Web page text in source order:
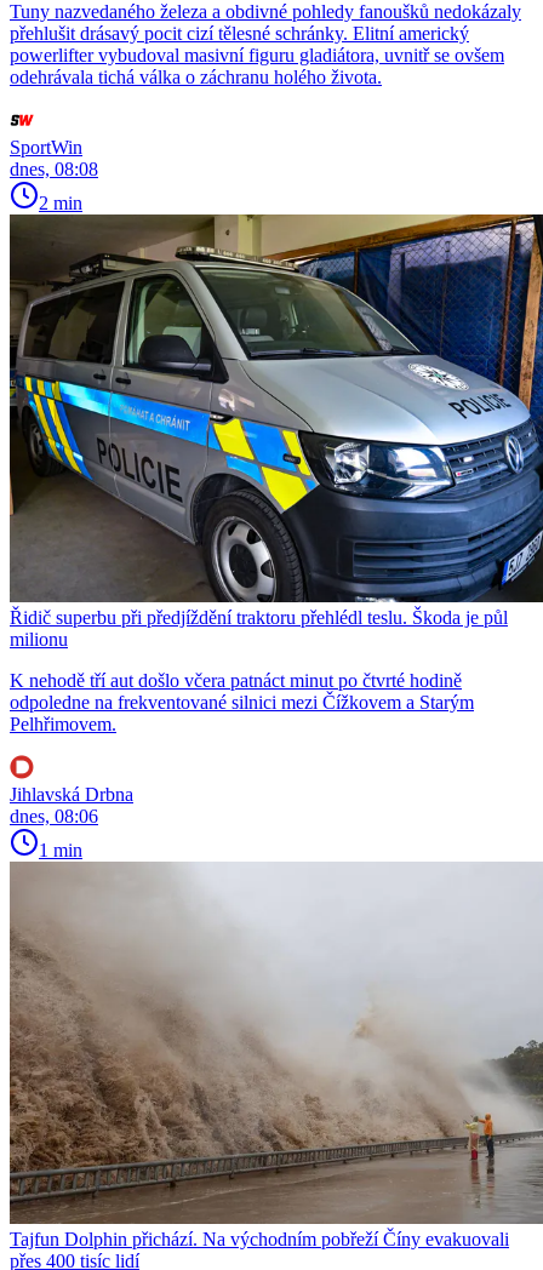
Tuny nazvedaného železa a obdivné pohledy fanoušků nedokázaly
přehlušit drásavý pocit cizí tělesné schránky. Elitní americký
powerlifter vybudoval masivní figuru gladiátora, uvnitř se ovšem
odehrávala tichá válka o záchranu holého života.
SportWin
dnes, 08:08
2 min
Řidič superbu při předjíždění traktoru přehlédl teslu. Škoda je půl
milionu
K nehodě tří aut došlo včera patnáct minut po čtvrté hodině
odpoledne na frekventované silnici mezi Čížkovem a Starým
Pelhřimovem.
Jihlavská Drbna
dnes, 08:06
1 min
Tajfun Dolphin přichází. Na východním pobřeží Číny evakuovali
přes 400 tisíc lidí